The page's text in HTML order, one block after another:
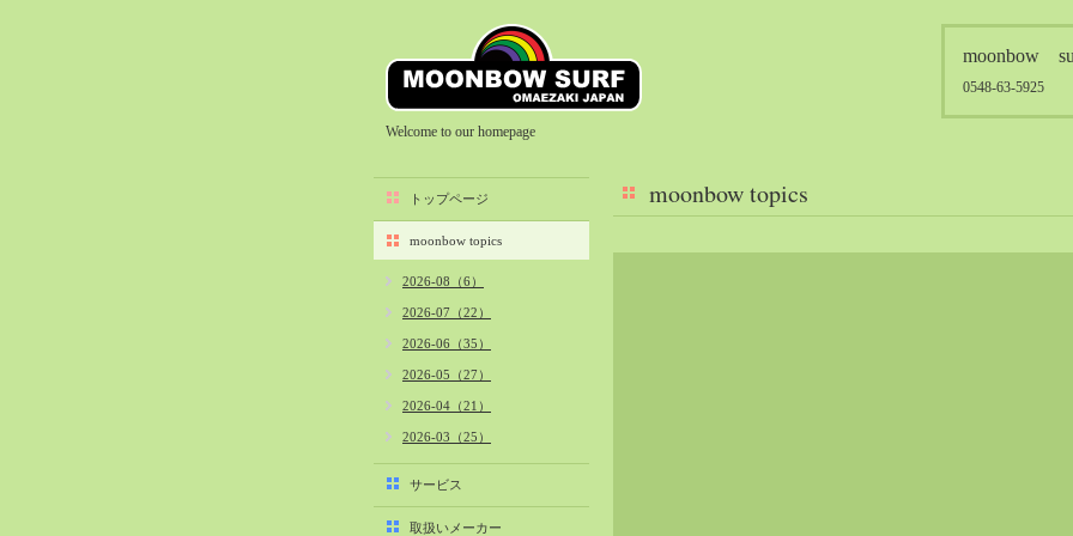
moonbow
0548-63-5925
Welcome to our homepage
moonbow topics
トップページ
moonbow topics
2026-08（6）
2026-07（22）
2026-06（35）
2026-05（27）
2026-04（21）
2026-03（25）
2026-02（22）
2025-12（34）
サービス
取扱いメーカー